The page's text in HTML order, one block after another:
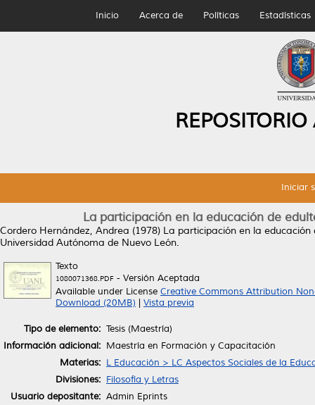
Inicio Acerca de Políticas Estadísticas
Iniciar
La participación en la educación de
Cordero Hernández, Andrea (1978) La participación en la
Universidad Autónoma de Nuevo León.
Texto
1080071368.PDF - Versión Aceptada
Available under License Creative Commons Attribution
Download (20MB)
Vista previa
Tipo de elemento: Tesis (Maestría)
Información adicional: Maestría en Formación y Capacitación
Materias: L Educación > LC Aspectos Sociales de la
Divisiones: Filosofía y Letras
Usuario depositante: Admin Eprints